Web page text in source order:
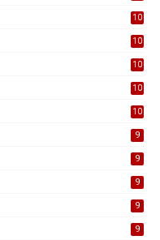
10
10
10
10
10
9
9
9
9
9